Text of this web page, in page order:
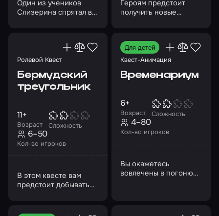
Один из учеников
Слизерина спрятал в
Героям предстоит
получить новые
Ролевой Квест
Бермудский
треугольник
Возраст
11+
Сложность
Кол-во игроков
6–50
В этом квесте вам
предстоит добывать
Для детей
Квест-Анимация
Временариум
Возраст
6+
Сложность
Кол-во игроков
4–80
Вы окажетесь
вовлечены в погоню